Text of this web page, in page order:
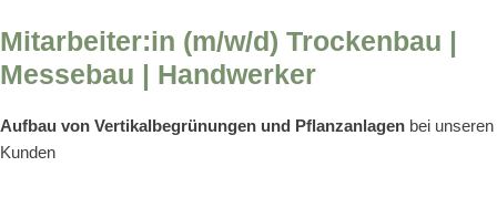
Mitarbeiter:in (m/w/d) Trockenbau |
Messebau | Handwerker
Aufbau von Vertikalbegrünungen und Pflanzanlagen bei unseren
Kunden